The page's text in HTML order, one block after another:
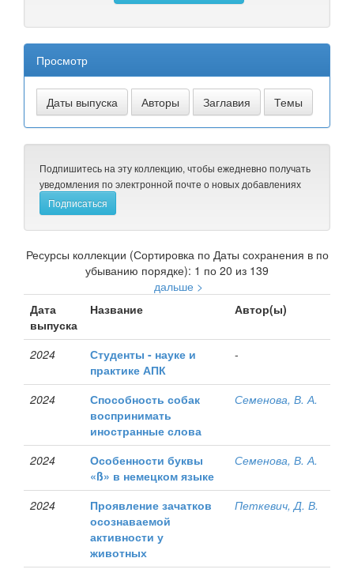
Просмотр
Подпишитесь на эту коллекцию, чтобы ежедневно получать
уведомления по электронной почте о новых добавлениях
Ресурсы коллекции (Сортировка по Даты сохранения в по
убыванию порядке): 1 по 20 из 139
дальше >
Дата
выпуска
Название Автор(ы)
2024
Студенты - науке и
практике АПК
-
2024
Способность собак
воспринимать
иностранные слова
Семенова, В. А.
2024
Особенности буквы
«ß» в немецком языке
Семенова, В. А.
2024
Проявление зачатков
осознаваемой
активности у
животных
Петкевич, Д. В.